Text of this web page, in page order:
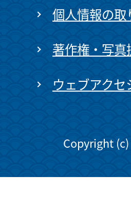
個人情報の取
著作権・写
ウェブアク
Copyright